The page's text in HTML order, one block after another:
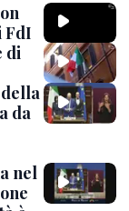
FdI
di
da
nel